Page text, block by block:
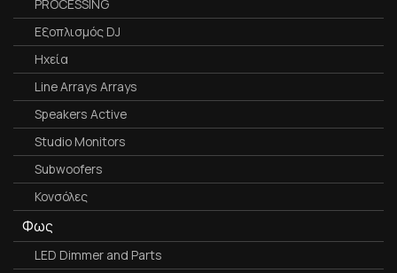
PROCESSING
Εξοπλισμός DJ
Ηχεία
Line Arrays Arrays
Speakers Active
Studio Monitors
Subwoofers
Κονσόλες
Φως
LED Dimmer and Parts